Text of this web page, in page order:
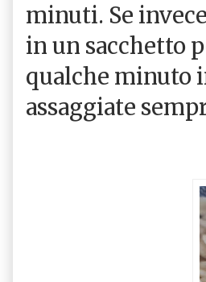
minuti. Se
in un sacchetto
qualche minuto
assaggiate